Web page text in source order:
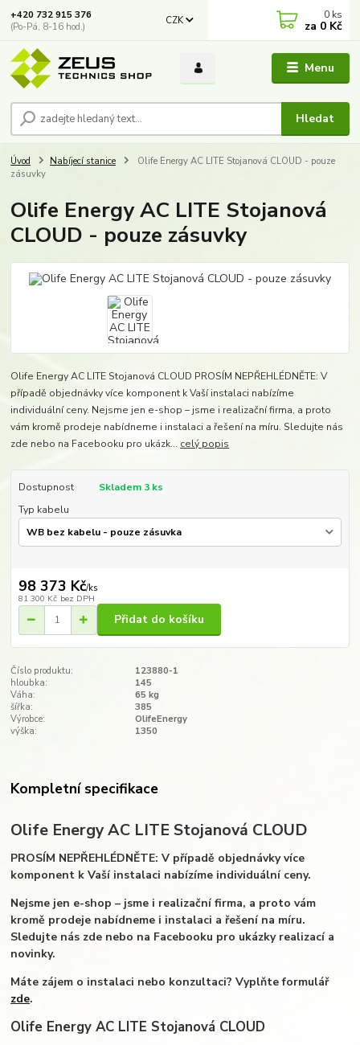
Menu
CZK
Hledat
+420 732 915 376
(Po-Pá, 8-16 hod.)
0 ks
za 0 Kč
Úvod Nabíjecí stanice
Olife Energy AC LITE Stojanová CLOUD - pouze
zásuvky
Olife Energy AC LITE Stojanová
CLOUD - pouze zásuvky
Olife Energy AC LITE Stojanová CLOUD PROSÍM NEPŘEHLÉDNĚTE: V
případě objednávky více komponent k Vaší instalaci nabízíme
individuální ceny. Nejsme jen e-shop – jsme i realizační firma, a proto
vám kromě prodeje nabídneme i instalaci a řešení na míru. Sledujte nás
zde nebo na Facebooku pro ukázk... celý popis
Dostupnost
Skladem 3 ks
Typ kabelu
98 373 Kč/ks
81 300 Kč bez DPH
Přidat do košíku
Číslo produktu:
123880-1
hloubka:
145
Váha:
65 kg
šířka:
385
Výrobce:
OlifeEnergy
výška:
1350
Kompletní specifikace
Olife Energy AC LITE Stojanová CLOUD
PROSÍM NEPŘEHLÉDNĚTE: V případě objednávky více
komponent k Vaší instalaci nabízíme individuální ceny.
Nejsme jen e-shop – jsme i realizační firma, a proto vám
kromě prodeje nabídneme i instalaci a řešení na míru.
Sledujte nás zde nebo na Facebooku pro ukázky realizací a
novinky.
Máte zájem o instalaci nebo konzultaci? Vyplňte formulář
zde.
Olife Energy AC LITE Stojanová CLOUD